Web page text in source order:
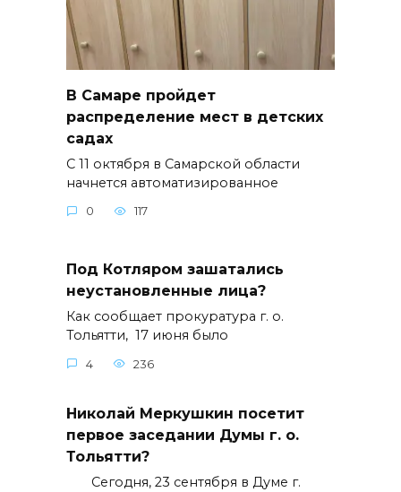
В Самаре пройдет
распределение мест в детских
садах
С 11 октября в Самарской области
начнется автоматизированное
0 117
Под Котляром зашатались
неустановленные лица?
Как сообщает прокуратура г. о.
Тольятти, 17 июня было
4 236
Николай Меркушкин посетит
первое заседании Думы г. о.
Тольятти?
Сегодня, 23 сентября в Думе г.